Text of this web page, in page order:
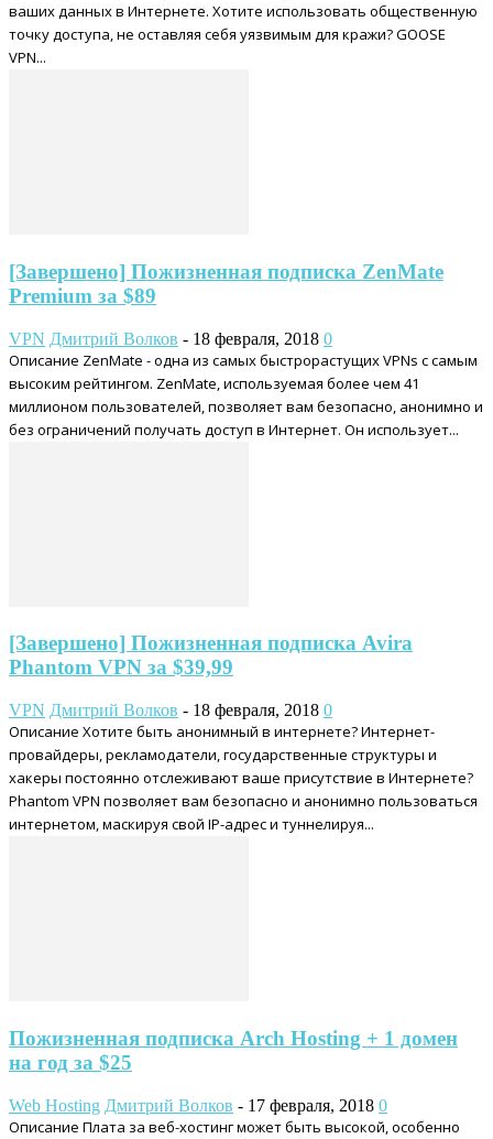
ваших данных в Интернете. Хотите использовать общественную
точку доступа, не оставляя себя уязвимым для кражи? GOOSE
VPN...
[Завершено] Пожизненная подписка ZenMate
Premium за $89
VPN Дмитрий Волков - 18 февраля, 2018 0
Описание ZenMate - одна из самых быстрорастущих VPNs с самым
высоким рейтингом. ZenMate, используемая более чем 41
миллионом пользователей, позволяет вам безопасно, анонимно и
без ограничений получать доступ в Интернет. Он использует...
[Завершено] Пожизненная подписка Avira
Phantom VPN за $39,99
VPN Дмитрий Волков - 18 февраля, 2018 0
Описание Хотите быть анонимный в интернете? Интернет-
провайдеры, рекламодатели, государственные структуры и
хакеры постоянно отслеживают ваше присутствие в Интернете?
Phantom VPN позволяет вам безопасно и анонимно пользоваться
интернетом, маскируя свой IP-адрес и туннелируя...
Пожизненная подписка Arch Hosting + 1 домен
на год за $25
Web Hosting Дмитрий Волков - 17 февраля, 2018 0
Описание Плата за веб-хостинг может быть высокой, особенно